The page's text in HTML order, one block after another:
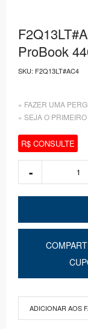
ProBook
SKU: F2Q13LT#AC4
» FAZER UMA
» SEJA O
R$ CONSULTE
ADICIONAR AOS